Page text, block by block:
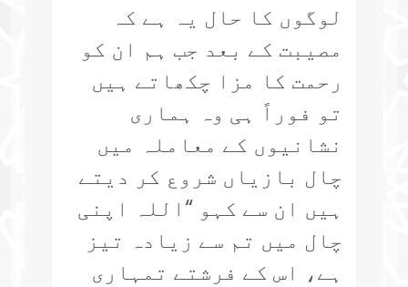
لوگوں کا حال یہ ہے کہ
مصیبت کے بعد جب ہم ان کو
رحمت کا مزا چکھاتے ہیں
تو فوراً ہی وہ ہماری
نشانیوں کے معاملہ میں
چال بازیاں شروع کر دیتے
ہیں ان سے کہو “اللہ اپنی
چال میں تم سے زیادہ تیز
ہے، اس کے فرشتے تمہاری